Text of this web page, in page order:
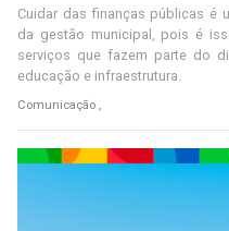
Cuidar das finanças públicas é
da gestão municipal, pois é
serviços que fazem parte do
educação e infraestrutura.
Comunicação ,